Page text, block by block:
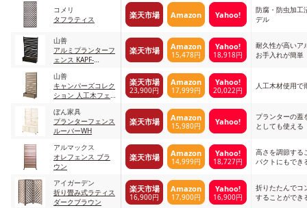
コメリ
タフラティス
楽天市場 Amazon Yahoo!
防腐・防虫加工
デル
山善
アルミプランターフ
ェンス KAPF-
ブラウン
楽天市場 Amazon
15,478円
Yahoo!
18,918円
耐久性が高いア
お手入れが簡単
山善
キャンパーズコレク
ション 人工木フェ
き ナチュラル
楽天市場
23,900円
Amazon
17,999円
Yahoo!
20,022円 人工木材使用で
ぼん家具
プランターフェンス
ルーバーWH
楽天市場 Amazon
15,980円 Yahoo!
プランターの蓋
としても使える
アルマックス
オレフェンス ブラ
ウン
楽天市場 Amazon
14,999円
Yahoo!
18,727円
高さを調節する
パクトにもでき
アイガーデン
折り畳み式ラティス
ダークブラウン
楽天市場
16,900円
Amazon
17,900円
Yahoo!
16,900円
折りたたんでコ
することができ